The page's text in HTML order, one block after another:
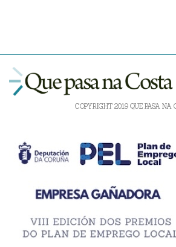
COPYRIGHT 2019 QUE PASA NA